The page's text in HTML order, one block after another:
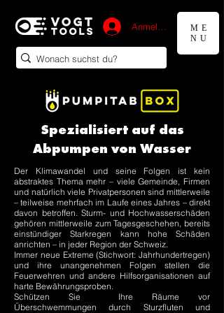
Anmelden
ME
NU
Spezialisiert auf das
Abpumpen von Wasser
Der Klimawandel und seine Folgen ist kein
abstraktes Thema mehr – viele Gemeinde, Firmen
und natürlich viele Privatpersonen sind mittlerweile
– teilweise mehrfach im Laufe eines Jahres – direkt
davon betroffen. Sturm- und Hochwasserschäden
gehören mittlerweile zum Tagesgeschehen, bereits
einstündiger Starkregen kann hohe Schäden
anrichten – in jeder Region der Schweiz.
Immer neue Extreme (Stichwort: Jahrhundertregen)
und ihre unangenehmen Folgen stellen die
Feuerwehren und andere Hilfsorganisationen auf
harte Bewährungsproben.
Schützen Sie Ihre Räume vor
Überschwemmungen durch Sturzfluten und